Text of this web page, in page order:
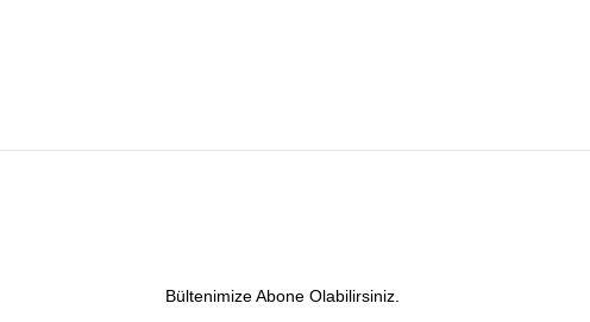
Bültenimize Abone Olabilirsiniz.